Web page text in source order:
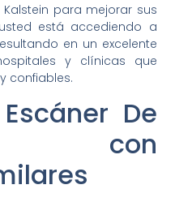
para mejorar sus
está accediendo a
en un excelente
y clínicas que
confiables.
De
con